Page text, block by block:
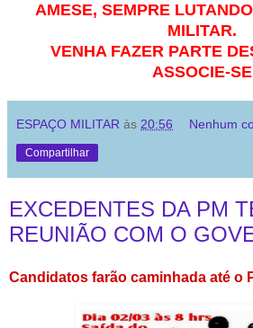
AMESE, SEMPRE
MILITAR.
VENHA FAZER PARTE
ASSOCIE-
ESPAÇO MILITAR às 20:56 Nenhum
Compartilhar
EXCEDENTES DA PM
REUNIÃO COM O
Candidatos farão caminhada até o